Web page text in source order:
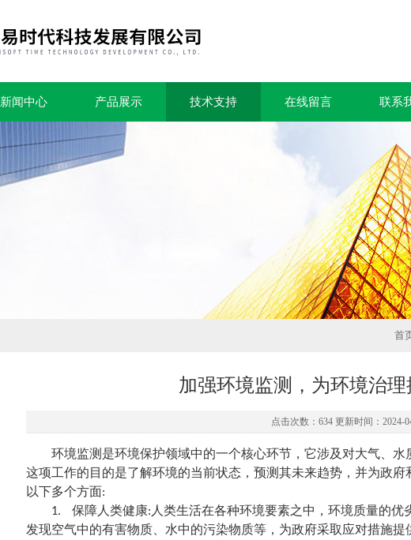
新闻中心 产品展示 技术支持 在线留言 联系
首
加强环境监测，为环境治
点击次数：634 更新时间：2024-
环境监测是环境保护领域中的一个核心环节，它涉及对大气、水
这项工作的目的是了解环境的当前状态，预测其未来趋势，并为政
以下多个方面:
1.
保障人类健康:人类生活在各种环境要素之中，环境质量的
发现空气中的有害物质、水中的污染物质等，为政府采取应对措施